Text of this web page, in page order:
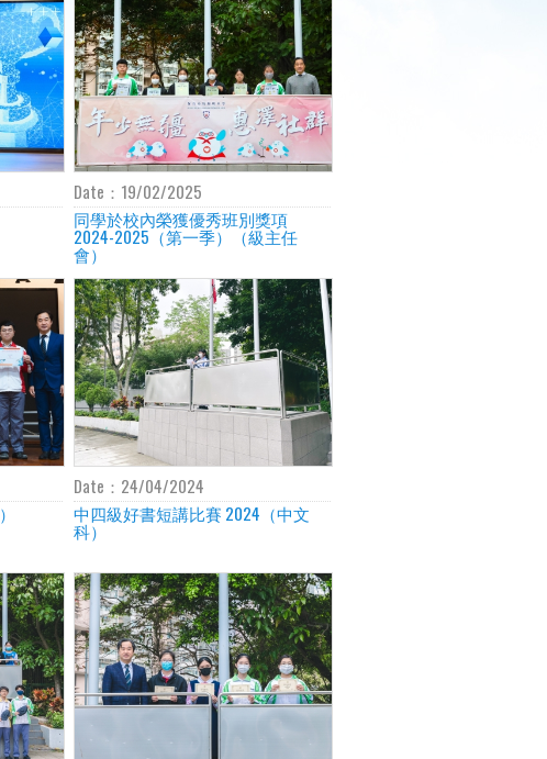
Date： 19/02/2025
同學於校內榮獲優秀班別獎項
2024-2025（第一季）（級主任
會）
Date： 24/04/2024
中四級好書短講比賽 2024（中文
科）